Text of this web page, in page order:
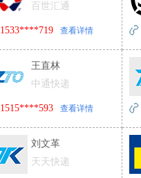
百世汇通
1533****719 查看详情
王直林
中通快递
1515****593 查看详情
刘文革
天天快递